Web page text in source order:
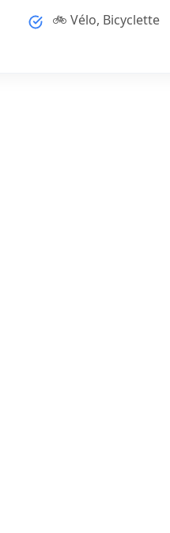
🚲 Vélo, Bicyclette